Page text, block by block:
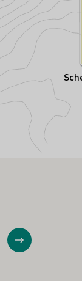
Anzeigen